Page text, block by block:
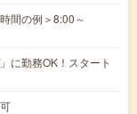
間の例＞8:00～
勤務OK！スタート